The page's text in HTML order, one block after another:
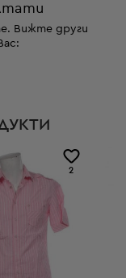
Вижте други
2